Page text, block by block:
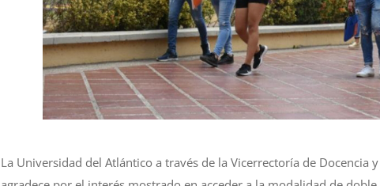
La Universidad del Atlántico a través de la Vicerrectoría de Docencia